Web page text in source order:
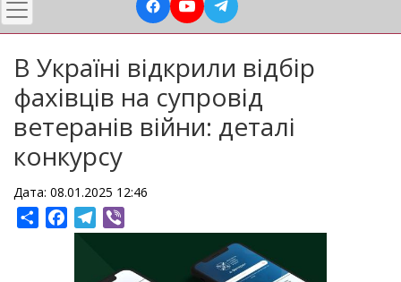
В Україні відкрили відбір
фахівців на супровід
ветеранів війни: деталі
конкурсу
Дата: 08.01.2025 12:46
ShareFacebookTelegram